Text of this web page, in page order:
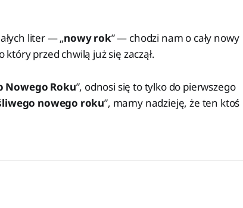
liter — „nowy rok” — chodzi nam o cały nowy
przed chwilą już się zaczął.
Nowego Roku”, odnosi się to tylko do pierwszego
nowego roku”, mamy nadzieję, że ten ktoś